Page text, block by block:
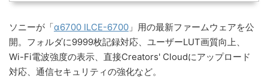
ソニーが「α6700 ILCE-6700 」用の最新ファームウェアを公
開。フォルダに9999枚記録対応、ユーザーLUT画質向上、
Wi-Fi電波強度の表示、直接Creators' Cloudにアップロード
対応、通信セキュリティの強化など。